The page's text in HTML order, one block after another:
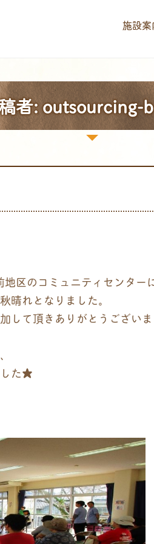
施設案
者:outsourcing-
区のコミュニティセンター
晴れとなりました。
して頂きありがとうございま
した★